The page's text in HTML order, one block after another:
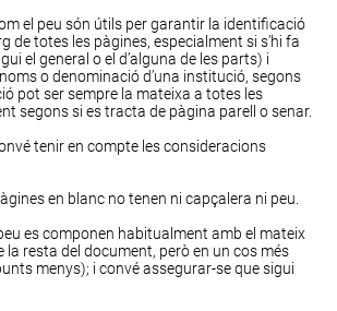
el peu són útils per garantir la identificació
de totes les pàgines, especialment si s’hi fa
el general o el d’alguna de les parts) i
o denominació d’una institució, segons
pot ser sempre la mateixa a totes les
segons si es tracta de pàgina parell o senar.
tenir en compte les consideracions
en blanc no tenen ni capçalera ni peu.
es componen habitualment amb el mateix
la resta del document, però en un cos més
menys); i convé assegurar-se que sigui